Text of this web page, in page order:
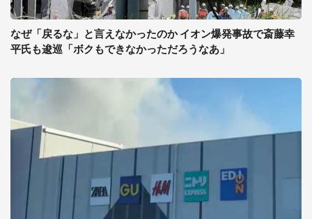
なぜ「戻るな」と言えなかったのか イオン爆発事故で斎藤幸
平氏も逡巡「ボクもできなかっただろうなあ」